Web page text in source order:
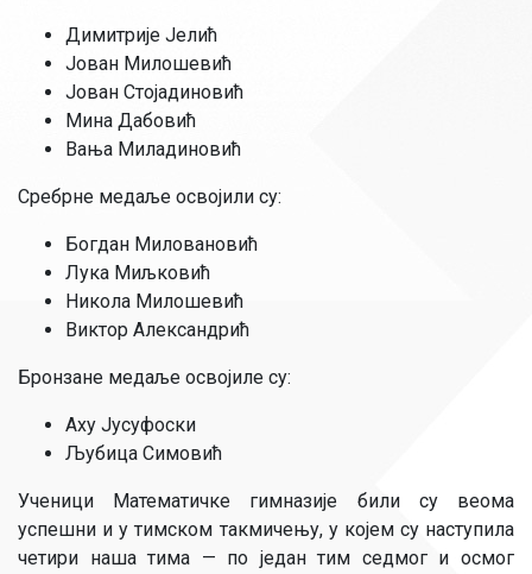
Димитрије Јелић
Јован Милошевић
Јован Стојадиновић
Мина Дабовић
Вања Миладиновић
Сребрне медаље освојили су:
Богдан Миловановић
Лука Миљковић
Никола Милошевић
Виктор Александрић
Бронзане медаље освојиле су:
Аху Јусуфоски
Љубица Симовић
Ученици Математичке гимназије били су веома
успешни и у тимском такмичењу, у којем су наступила
четири наша тима — по један тим седмог и осмог